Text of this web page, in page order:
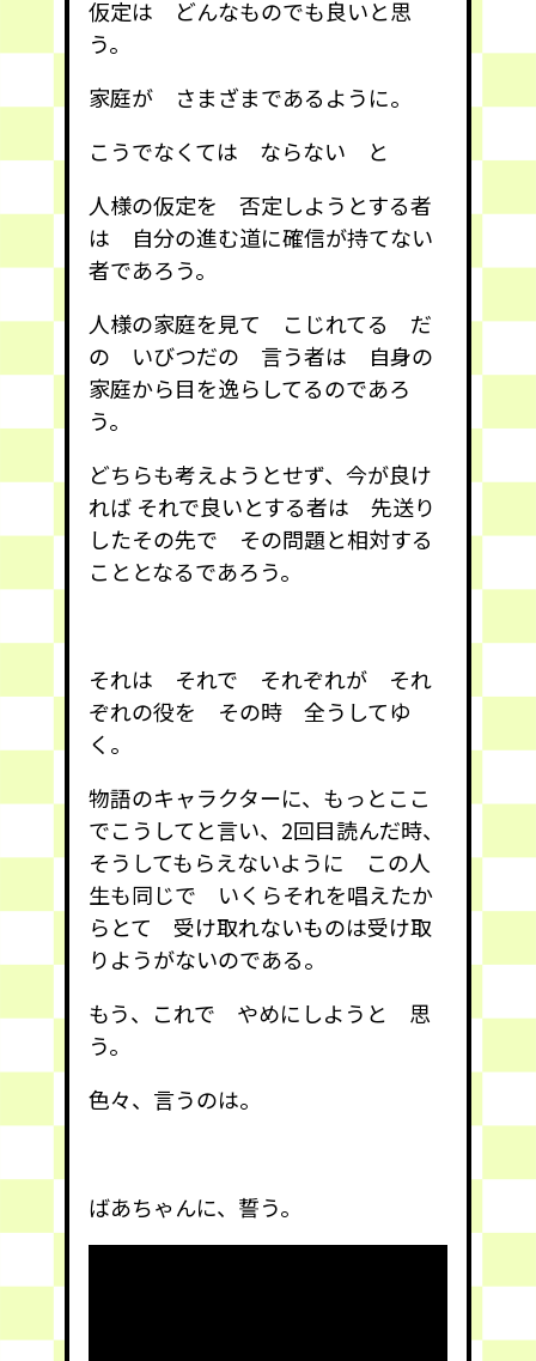
仮定は どんなものでも良いと思
う。
家庭が さまざまであるように。
こうでなくては ならない と
人様の仮定を 否定しようとする者
は 自分の進む道に確信が持てない
者であろう。
人様の家庭を見て こじれてる だ
の いびつだの 言う者は 自身の
家庭から目を逸らしてるのであろ
う。
どちらも考えようとせず、今が良け
れば それで良いとする者は 先送り
したその先で その問題と相対する
こととなるであろう。
それは それで それぞれが それ
ぞれの役を その時 全うしてゆ
く。
物語のキャラクターに、もっとここ
でこうしてと言い、2回目読んだ時、
そうしてもらえないように この人
生も同じで いくらそれを唱えたか
らとて 受け取れないものは受け取
りようがないのである。
もう、これで やめにしようと 思
う。
色々、言うのは。
ばあちゃんに、誓う。